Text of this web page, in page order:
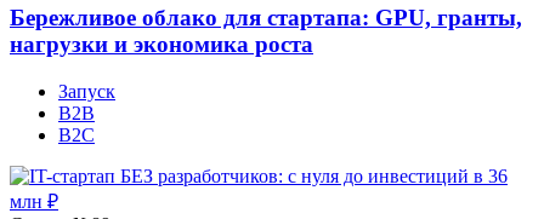
Бережливое облако для стартапа: GPU, гранты,
нагрузки и экономика роста
Запуск
B2B
B2C